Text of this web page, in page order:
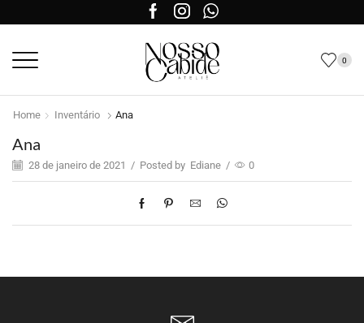
0
Home Inventário Ana
Ana
28 de janeiro de 2021 / Posted by Ediane / 0